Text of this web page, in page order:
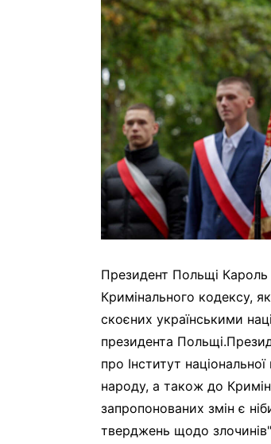
Президент Польщі
Кримінального кодексу,
скоєних українськими
президента
про Інститут
народу, а також до
запропонованих змін є
тверджень щодо